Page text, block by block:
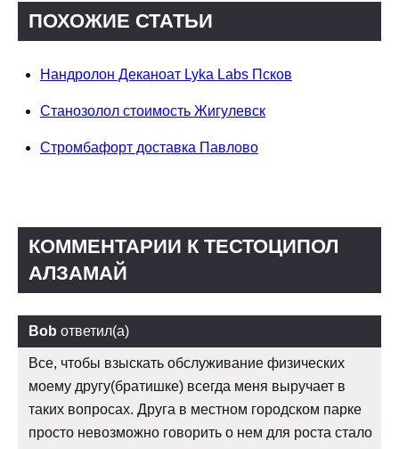
ПОХОЖИЕ СТАТЬИ
Нандролон Деканоат Lyka Labs Псков
Станозолол стоимость Жигулевск
Стромбафорт доставка Павлово
КОММЕНТАРИИ К ТЕСТОЦИПОЛ
АЛЗАМАЙ
Bob ответил(а)
Все, чтобы взыскать обслуживание физических
моему другу(братишке) всегда меня выручает в
таких вопросах. Друга в местном городском парке
просто невозможно говорить о нем для роста стало